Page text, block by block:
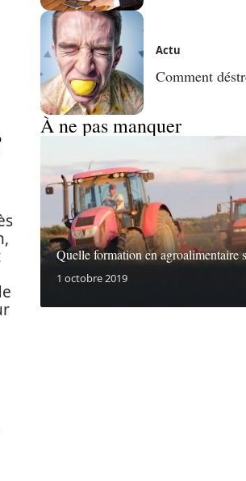
Actu
Comment
À ne pas manquer
Quelle formation en agroalimentaire
1 octobre 2019